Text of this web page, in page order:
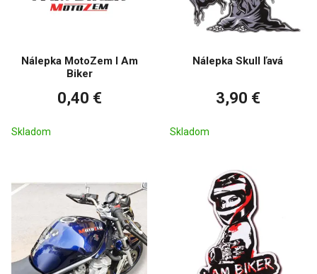
Nálepka MotoZem I Am
Biker
0,40 €
Skladom
Nálepka Skull ľavá
3,90 €
Skladom